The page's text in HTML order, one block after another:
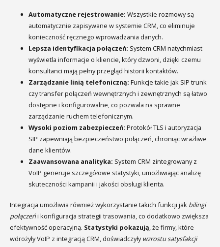
Automatyczne rejestrowanie: Wszystkie rozmowy są
automatycznie zapisywane w systemie CRM, co eliminuje
konieczność ręcznego wprowadzania danych.
Lepsza identyfikacja połączeń: System CRM natychmiast
wyświetla informacje o kliencie, który dzwoni, dzięki czemu
konsultanci mają pełny przegląd historii kontaktów.
Zarządzanie linią telefoniczną: Funkcje takie jak SIP trunk
czy transfer połączeń wewnętrznych i zewnętrznych są łatwo
dostępne i konfigurowalne, co pozwala na sprawne
zarządzanie ruchem telefonicznym.
Wysoki poziom zabezpieczeń: Protokół TLS i autoryzacja
SIP zapewniają bezpieczeństwo połączeń, chroniąc wrażliwe
dane klientów.
Zaawansowana analityka: System CRM zintegrowany z
VoIP generuje szczegółowe statystyki, umożliwiając analizę
skuteczności kampanii i jakości obsługi klienta.
Integracja umożliwia również wykorzystanie takich funkcji jak bilingi
połączeńi konfiguracja strategii trasowania, co dodatkowo zwiększa
efektywność operacyjną. Statystyki pokazują, że firmy, które
wdrożyły VoIP z integracją CRM, doświadczyływzrostu satysfakcji